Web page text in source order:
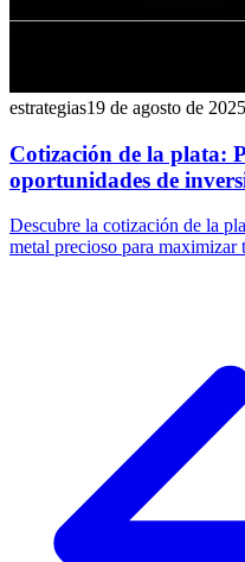
estrategias19 de agosto de 2025
Cotización de la plata:
oportunidades de
Descubre la cotización de la
metal precioso para maximizar